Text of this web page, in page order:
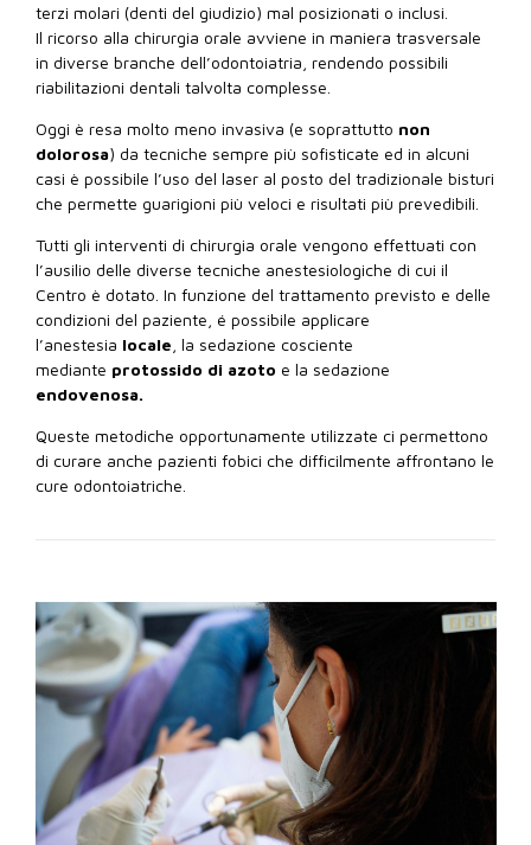
terzi molari (denti del giudizio) mal posizionati o inclusi.
Il ricorso alla chirurgia orale avviene in maniera trasversale
in diverse branche dell’odontoiatria, rendendo possibili
riabilitazioni dentali talvolta complesse.
Oggi è resa molto meno invasiva (e soprattutto non
dolorosa) da tecniche sempre più sofisticate ed in alcuni
casi è possibile l’uso del laser al posto del tradizionale bisturi
che permette guarigioni più veloci e risultati più prevedibili.
Tutti gli interventi di chirurgia orale vengono effettuati con
l’ausilio delle diverse tecniche anestesiologiche di cui il
Centro è dotato. In funzione del trattamento previsto e delle
condizioni del paziente, é possibile applicare
l’anestesia locale , la sedazione cosciente
mediante protossido di azoto e la sedazione
endovenosa.
Queste metodiche opportunamente utilizzate ci permettono
di curare anche pazienti fobici che difficilmente affrontano le
cure odontoiatriche.